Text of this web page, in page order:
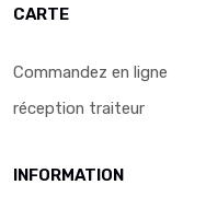
CARTE
Commandez en ligne
réception traiteur
INFORMATION